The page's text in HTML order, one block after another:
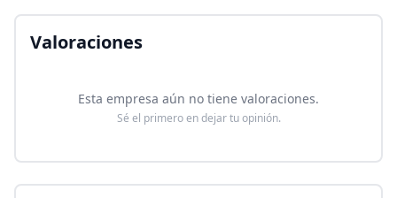
Valoraciones
Esta empresa aún no tiene valoraciones.
Sé el primero en dejar tu opinión.